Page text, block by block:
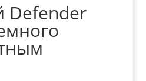
Defender